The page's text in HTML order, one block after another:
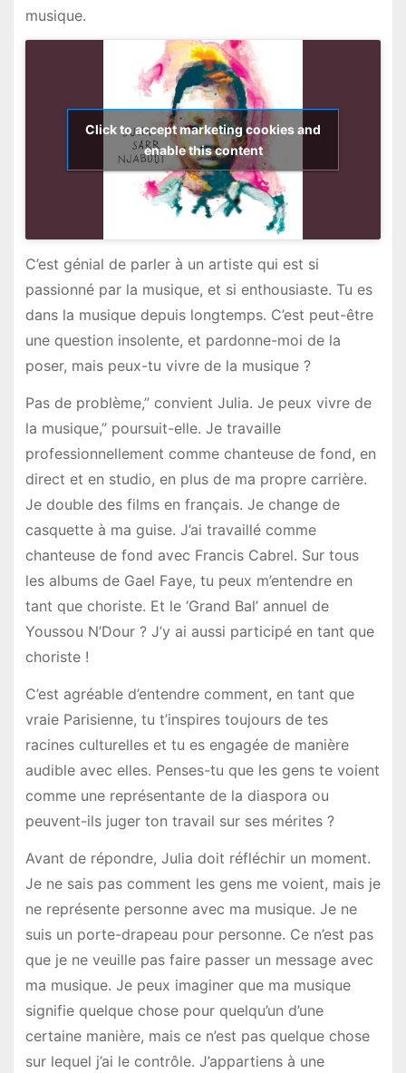
musique.
Click to accept marketing cookies and
enable this content
C’est génial de parler à un artiste qui est si
passionné par la musique, et si enthousiaste. Tu es
dans la musique depuis longtemps. C’est peut-être
une question insolente, et pardonne-moi de la
poser, mais peux-tu vivre de la musique ?
Pas de problème,” convient Julia. Je peux vivre de
la musique,” poursuit-elle. Je travaille
professionnellement comme chanteuse de fond, en
direct et en studio, en plus de ma propre carrière.
Je double des films en français. Je change de
casquette à ma guise. J’ai travaillé comme
chanteuse de fond avec Francis Cabrel. Sur tous
les albums de Gael Faye, tu peux m’entendre en
tant que choriste. Et le ‘Grand Bal’ annuel de
Youssou N’Dour ? J’y ai aussi participé en tant que
choriste !
C’est agréable d’entendre comment, en tant que
vraie Parisienne, tu t’inspires toujours de tes
racines culturelles et tu es engagée de manière
audible avec elles. Penses-tu que les gens te voient
comme une représentante de la diaspora ou
peuvent-ils juger ton travail sur ses mérites ?
Avant de répondre, Julia doit réfléchir un moment.
Je ne sais pas comment les gens me voient, mais je
ne représente personne avec ma musique. Je ne
suis un porte-drapeau pour personne. Ce n’est pas
que je ne veuille pas faire passer un message avec
ma musique. Je peux imaginer que ma musique
signifie quelque chose pour quelqu’un d’une
certaine manière, mais ce n’est pas quelque chose
sur lequel j’ai le contrôle. J’appartiens à une